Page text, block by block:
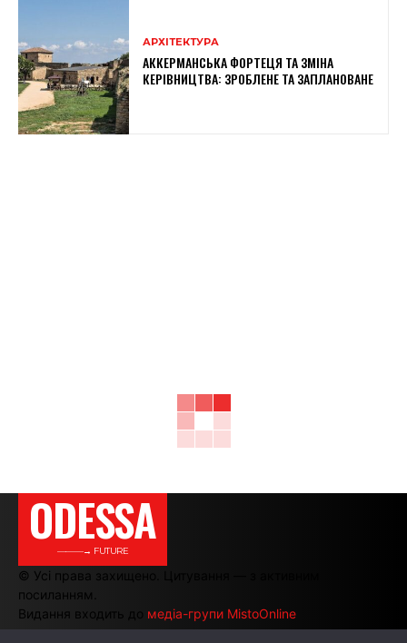
АРХІТЕКТУРА
АККЕРМАНСЬКА ФОРТЕЦЯ ТА ЗМІНА
КЕРІВНИЦТВА: ЗРОБЛЕНЕ ТА ЗАПЛАНОВАНЕ
ODESSA
———→ FUTURE
© Усі права захищено. Цитування — з активним
посиланням.
Видання входить до медіа-групи MistoOnline